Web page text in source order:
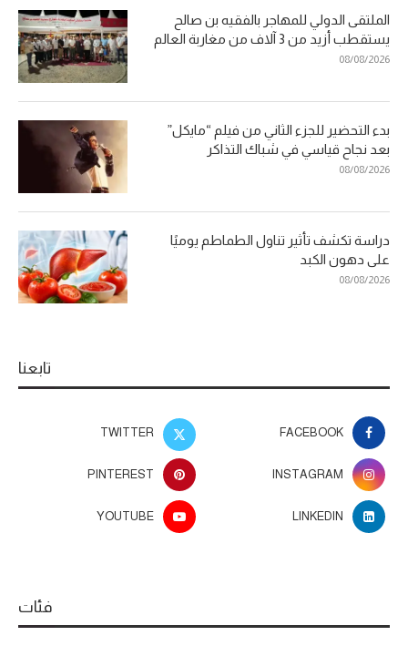
الملتقى الدولي للمهاجر بالفقيه بن صالح
يستقطب أزيد من 3 آلاف من مغاربة العالم
08/08/2026
بدء التحضير للجزء الثاني من فيلم “مايكل”
بعد نجاح قياسي في شباك التذاكر
08/08/2026
دراسة تكشف تأثير تناول الطماطم يوميًا
على دهون الكبد
08/08/2026
تابعنا
FACEBOOK
TWITTER
INSTAGRAM
PINTEREST
LINKEDIN
YOUTUBE
فئات